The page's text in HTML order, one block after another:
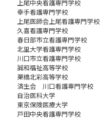
上尾中央看護専門学校
幸手看護専門学校
上尾医師会上尾看護専門学校
久喜看護専門学校
春日部市立看護専門学校
北里大学看護専門学校
川口市立看護専門学校
誠和福祉高等学校
栗橋北彩高等学校
済生会 川口看護専門学校
自治医科大学
東京保険医療大学
戸田中央看護専門学校